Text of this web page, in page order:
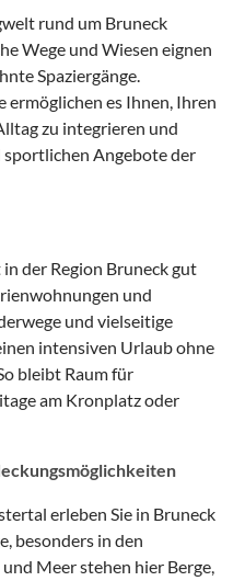
rund um Bruneck
Wege und Wiesen eignen
Spaziergänge.
es Ihnen, Ihren
zu integrieren und
Angebote der
der Region Bruneck gut
und
und vielseitige
intensiven Urlaub ohne
bleibt Raum für
am Kronplatz oder
erleben Sie in Bruneck
besonders in den
Meer stehen hier Berge,